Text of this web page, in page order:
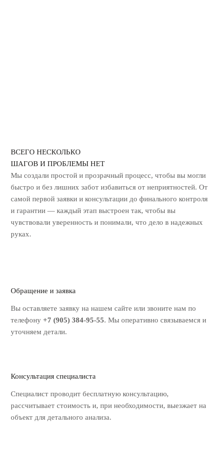
ВСЕГО НЕСКОЛЬКО
ШАГОВ И ПРОБЛЕМЫ НЕТ
Мы создали простой и прозрачный процесс, чтобы вы могли
быстро и без лишних забот избавиться от неприятностей. От
самой первой заявки и консультации до финального контроля
и гарантии — каждый этап выстроен так, чтобы вы
чувствовали уверенность и понимали, что дело в надежных
руках.
Обращение и заявка
Вы оставляете заявку на нашем сайте или звоните нам по
телефону +7 (905) 384-95-55. Мы оперативно связываемся и
уточняем детали.
Консультация специалиста
Специалист проводит бесплатную консультацию,
рассчитывает стоимость и, при необходимости, выезжает на
объект для детального анализа.